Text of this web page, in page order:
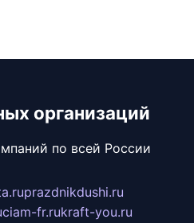
организаций
по всей России
prazdnikdushi.ru
ciam-fr.rukraft-you.ru